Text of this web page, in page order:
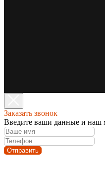
Заказать звонок
Введите ваши данные и наш
Отправить